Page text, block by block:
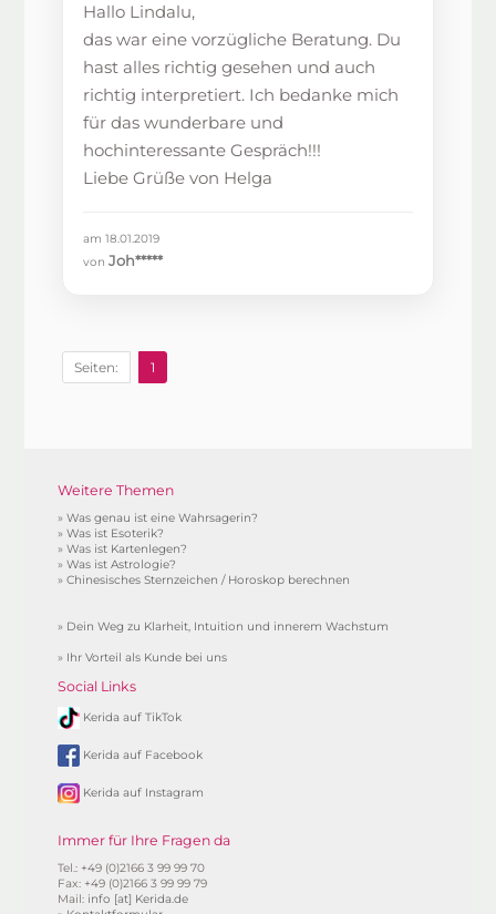
Hallo Lindalu,
das war eine vorzügliche Beratung. Du
hast alles richtig gesehen und auch
richtig interpretiert. Ich bedanke mich
für das wunderbare und
hochinteressante Gespräch!!!
Liebe Grüße von Helga
am 18.01.2019
vonJoh*****
Seiten: 1
Weitere Themen
»Was genau ist eine Wahrsagerin?
»Was ist Esoterik?
»Was ist Kartenlegen?
»Was ist Astrologie?
»Chinesisches Sternzeichen / Horoskop berechnen
» Dein Weg zu Klarheit, Intuition und innerem Wachstum
» Ihr Vorteil als Kunde bei uns
Social Links
Kerida auf TikTok
Kerida auf Facebook
Kerida auf Instagram
Immer für Ihre Fragen da
Tel.: +49 (0)2166 3 99 99 70
Fax: +49 (0)2166 3 99 99 79
Mail: info [at] Kerida.de